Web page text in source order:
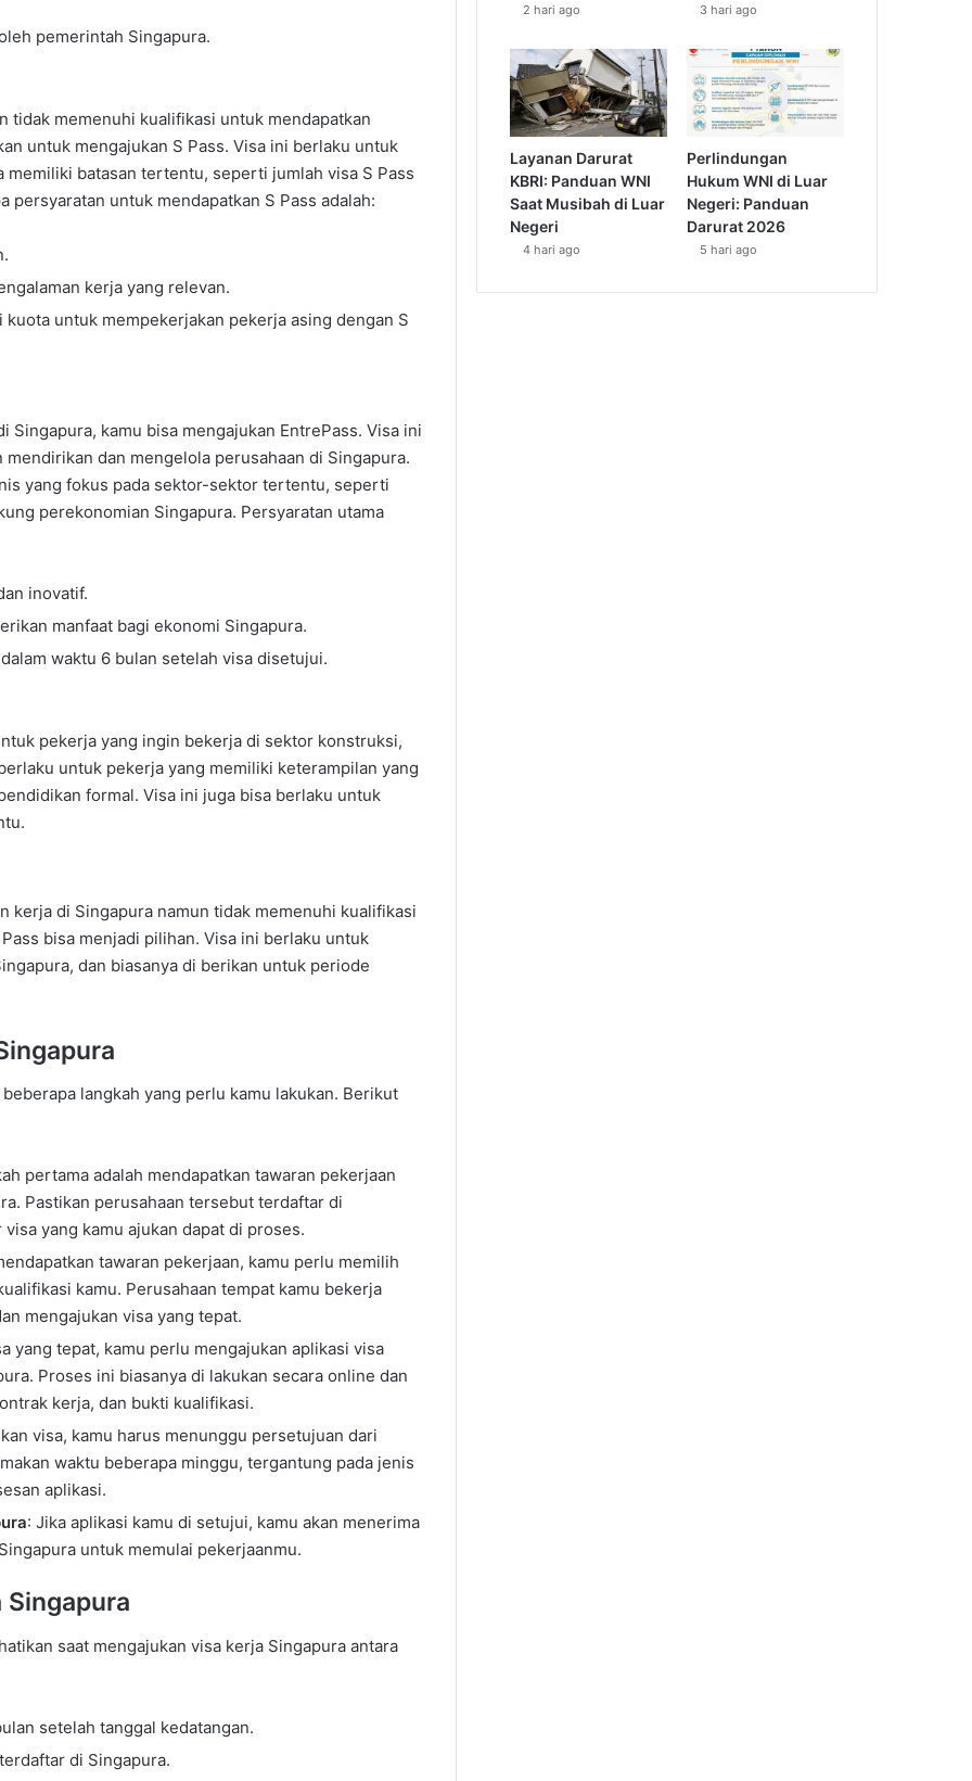
pemerintah Singapura.
tidak memenuhi kualifikasi untuk mendapatkan
untuk mengajukan S Pass. Visa ini berlaku untuk
batasan tertentu, seperti jumlah visa S Pass
untuk mendapatkan S Pass adalah:
kerja yang relevan.
untuk mempekerjakan pekerja asing dengan S
kamu bisa mengajukan EntrePass. Visa ini
dan mengelola perusahaan di Singapura.
yang fokus pada sektor-sektor tertentu, seperti
perekonomian Singapura. Persyaratan utama
inovatif.
manfaat bagi ekonomi Singapura.
waktu 6 bulan setelah visa disetujui.
pekerja yang ingin bekerja di sektor konstruksi,
untuk pekerja yang memiliki keterampilan yang
formal. Visa ini juga bisa berlaku untuk
kerja di Singapura namun tidak memenuhi kualifikasi
bisa menjadi pilihan. Visa ini berlaku untuk
dan biasanya di berikan untuk periode
langkah yang perlu kamu lakukan. Berikut
pertama adalah mendapatkan tawaran pekerjaan
Pastikan perusahaan tersebut terdaftar di
yang kamu ajukan dapat di proses.
tawaran pekerjaan, kamu perlu memilih
kamu. Perusahaan tempat kamu bekerja
mengajukan visa yang tepat.
yang tepat, kamu perlu mengajukan aplikasi visa
Proses ini biasanya di lakukan secara online dan
kerja, dan bukti kualifikasi.
visa, kamu harus menunggu persetujuan dari
waktu beberapa minggu, tergantung pada jenis
aplikasi.
: Jika aplikasi kamu di setujui, kamu akan menerima
untuk memulai pekerjaanmu.
saat mengajukan visa kerja Singapura antara
setelah tanggal kedatangan.
di Singapura.
2 hari ago 3 hari ago
Layanan Darurat
KBRI: Panduan WNI
Saat Musibah di Luar
Negeri
4 hari ago
Perlindungan
Hukum WNI di Luar
Negeri: Panduan
Darurat 2026
5 hari ago